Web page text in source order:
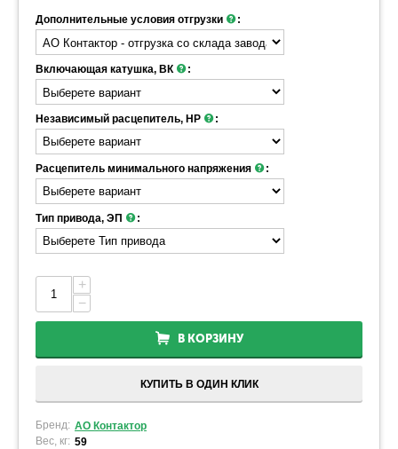
Дополнительные условия отгрузки :
Включающая катушка, ВК :
Независимый расцепитель, НР :
Расцепитель минимального напряжения :
Тип привода, ЭП :
+
−
В КОРЗИНУ
КУПИТЬ В ОДИН КЛИК
Бренд: АО Контактор
Вес, кг: 59